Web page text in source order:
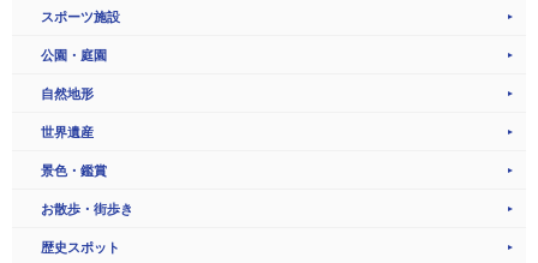
スポーツ施設
公園・庭園
自然地形
世界遺産
景色・鑑賞
お散歩・街歩き
歴史スポット